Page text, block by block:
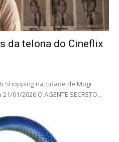
da telona do Cineflix
Shopping na cidade de Mogi
01/2026.O AGENTE SECRETO...